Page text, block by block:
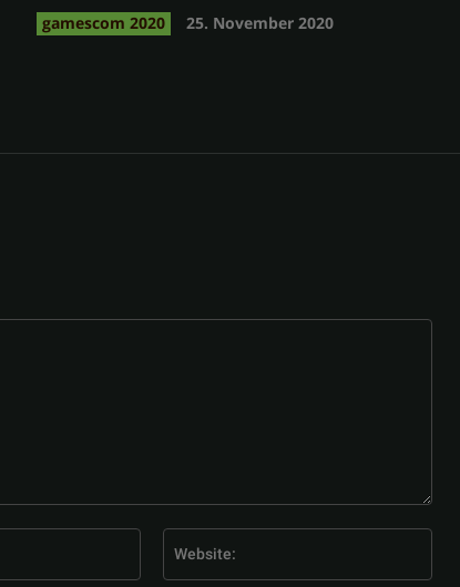
gamescom 2020 25. November 2020
Mail:*